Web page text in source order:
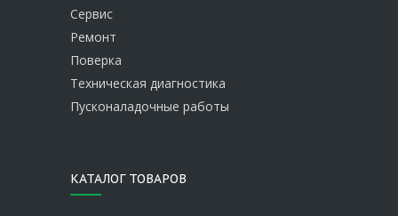
Сервис
Ремонт
Поверка
Техническая диагностика
Пусконаладочные работы
КАТАЛОГ ТОВАРОВ